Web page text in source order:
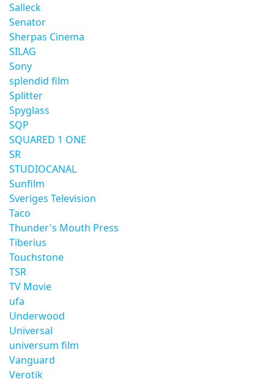
Salleck
Senator
Sherpas Cinema
SILAG
Sony
splendid film
Splitter
Spyglass
SQP
SQUARED 1 ONE
SR
STUDIOCANAL
Sunfilm
Sveriges Television
Taco
Thunder's Mouth Press
Tiberius
Touchstone
TSR
TV Movie
ufa
Underwood
Universal
universum film
Vanguard
Verotik